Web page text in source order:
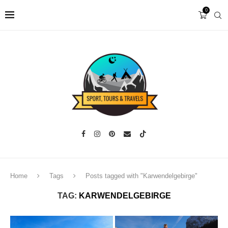
0
Home Tags Posts tagged with "Karwendelgebirge"
TAG: KARWENDELGEBIRGE